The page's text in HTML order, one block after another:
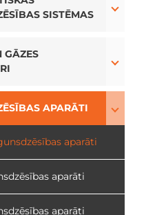
SISTĒMAS
GĀZES
APARĀTI
Toggle
aparāti
aparāti
aparāti